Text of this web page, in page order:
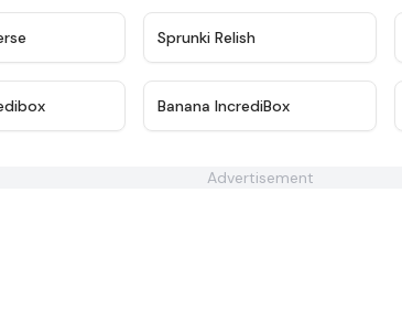
Sprunki Relish
Banana IncrediBox
Advertisement